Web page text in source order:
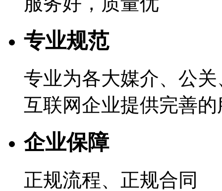
专业规范
专业为各大媒介、公
互联网企业提供完善的
企业保障
正规流程、正规合同